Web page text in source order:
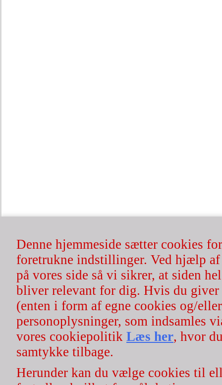
Denne hjemmeside sætter cookies
foretrukne indstillinger. Ved hjælp
på vores side så vi sikrer, at siden
bliver relevant for dig. Hvis du
(enten i form af egne cookies og/
personoplysninger, som indsamles
vores cookiepolitik Læs her, hvor
samtykke tilbage.
Herunder kan du vælge cookies til
For